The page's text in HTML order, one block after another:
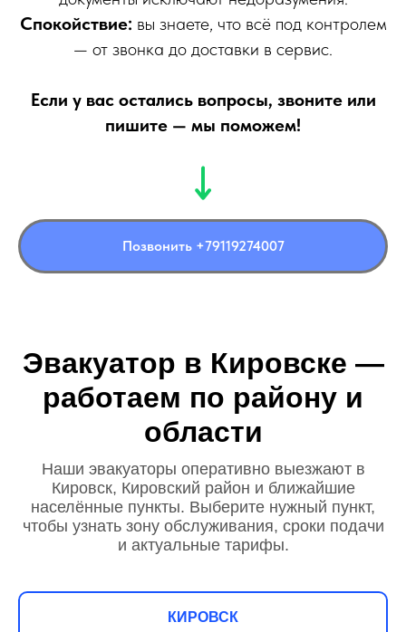
Спокойствие: вы знаете, что всё под контролем
— от звонка до доставки в сервис.
Если у вас остались вопросы, звоните или
пишите — мы поможем!
Позвонить +79119274007
Эвакуатор в Кировске —
работаем по району и
области
Наши эвакуаторы оперативно выезжают в
Кировск, Кировский район и ближайшие
населённые пункты. Выберите нужный пункт,
чтобы узнать зону обслуживания, сроки подачи
и актуальные тарифы.
КИРОВСК